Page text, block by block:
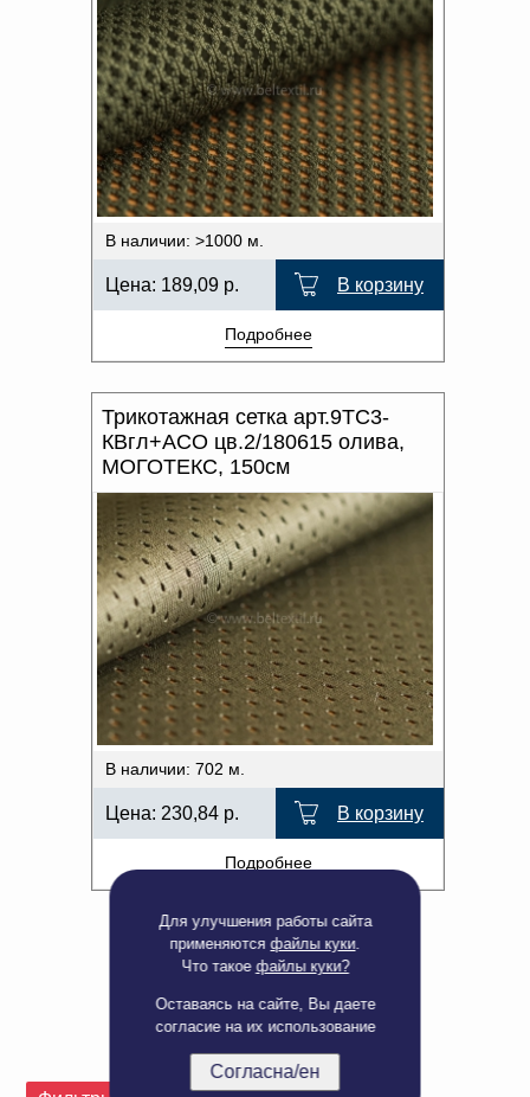
Для улучшения работы сайта
применяютсяфайлы куки.
Что такое файлы куки?
Оставаясь на сайте, Вы даете
согласие на их использование
Согласна/ен
В наличии: >1000 м.
Цена: 189,09 р. В корзину
Подробнее
Трикотажная сетка арт.9ТС3-
КВгл+АСО цв.2/180615 олива,
МОГОТЕКС, 150см
В наличии: 702 м.
Цена: 230,84 р. В корзину
Подробнее
Полная версия сайта